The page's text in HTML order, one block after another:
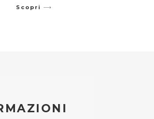
Scopri